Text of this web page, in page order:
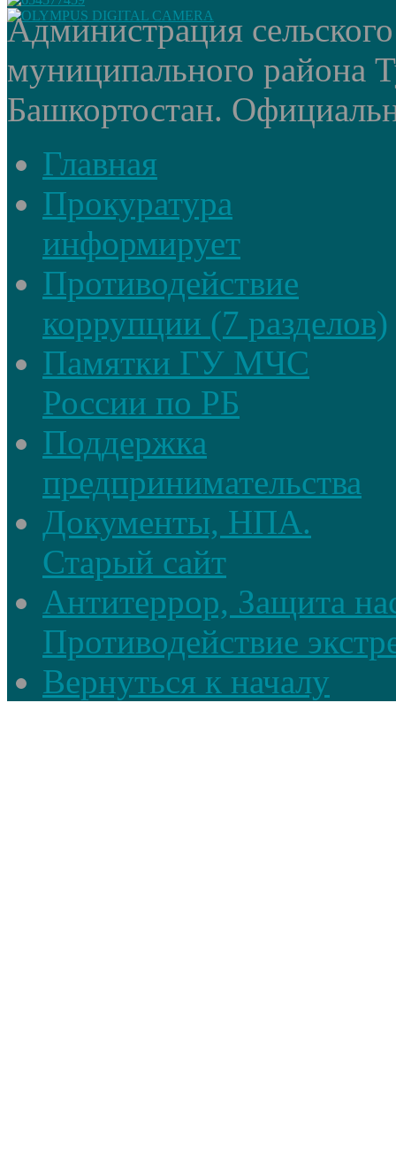
Администрация
муниципального района
Башкортостан.
Главная
Прокуратура
информирует
Противодействие
коррупции (7 разделов)
Памятки ГУ МЧС
России по РБ
Поддержка
предпринимательства
Документы, НПА.
Старый сайт
Антитеррор, Защита
Противодействие
Вернуться к началу